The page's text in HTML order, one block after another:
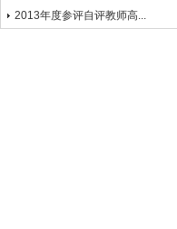
2013年度参评自评教师高...